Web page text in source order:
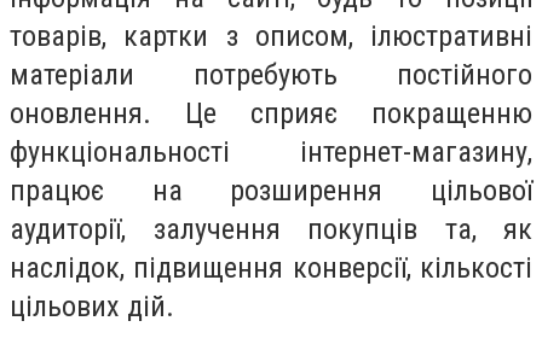
товарів, картки з описом, ілюстративні
матеріали потребують постійного
оновлення. Це сприяє покращенню
функціональності інтернет-магазину,
працює на розширення цільової
аудиторії, залучення покупців та, як
наслідок, підвищення конверсії, кількості
цільових дій.